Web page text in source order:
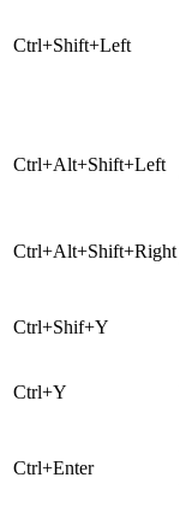
Ctrl+Shift+Left
Ctrl+Alt+Shift+Left
Ctrl+Alt+Shift+Right
Ctrl+Shif+Y
Ctrl+Y
Ctrl+Enter